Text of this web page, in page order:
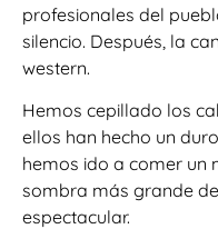
profesionales del
silencio. Después, la
western.
Hemos cepillado los
ellos han hecho un
hemos ido a comer un
sombra más grande
espectacular.